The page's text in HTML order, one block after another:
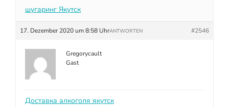
шугаринг Якутск
17. Dezember 2020 um 8:58 Uhr #2546
ANTWORTEN
Gregorycault
Gast
Доставка алкоголя якутск